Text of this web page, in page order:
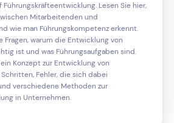
Lesen Sie hier,
Mitarbeitenden und
wie man Führungskompetenz erkennt.
warum die Entwicklung von
ist und was Führungsaufgaben sind.
Konzept zur Entwicklung von
Fehler, die sich dabei
verschiedene Methoden zur
in Unternehmen.